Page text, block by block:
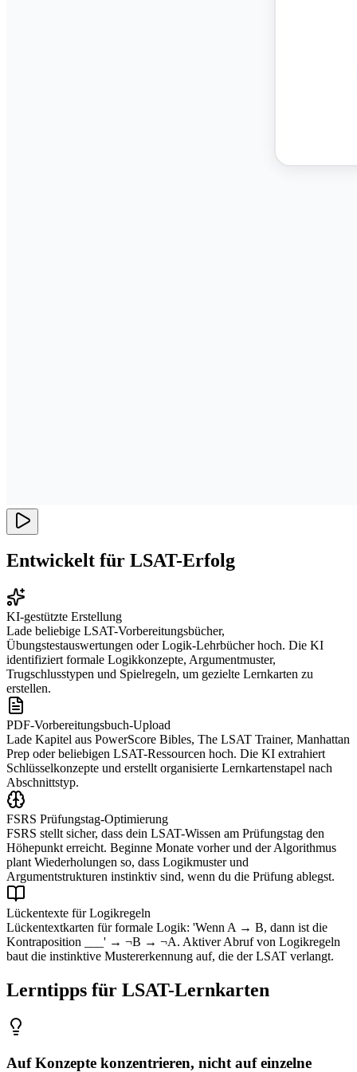
Entwickelt für LSAT-Erfolg
KI-gestützte Erstellung
Lade beliebige LSAT-Vorbereitungsbücher,
Übungstestauswertungen oder Logik-Lehrbücher hoch. Die KI
identifiziert formale Logikkonzepte, Argumentmuster,
Trugschlusstypen und Spielregeln, um gezielte Lernkarten zu
erstellen.
PDF-Vorbereitungsbuch-Upload
Lade Kapitel aus PowerScore Bibles, The LSAT Trainer, Manhattan
Prep oder beliebigen LSAT-Ressourcen hoch. Die KI extrahiert
Schlüsselkonzepte und erstellt organisierte Lernkartenstapel nach
Abschnittstyp.
FSRS Prüfungstag-Optimierung
FSRS stellt sicher, dass dein LSAT-Wissen am Prüfungstag den
Höhepunkt erreicht. Beginne Monate vorher und der Algorithmus
plant Wiederholungen so, dass Logikmuster und
Argumentstrukturen instinktiv sind, wenn du die Prüfung ablegst.
Lückentexte für Logikregeln
Lückentextkarten für formale Logik: 'Wenn A → B, dann ist die
Kontraposition ___' → ¬B → ¬A. Aktiver Abruf von Logikregeln
baut die instinktive Mustererkennung auf, die der LSAT verlangt.
Lerntipps für LSAT-Lernkarten
Auf Konzepte konzentrieren, nicht auf einzelne